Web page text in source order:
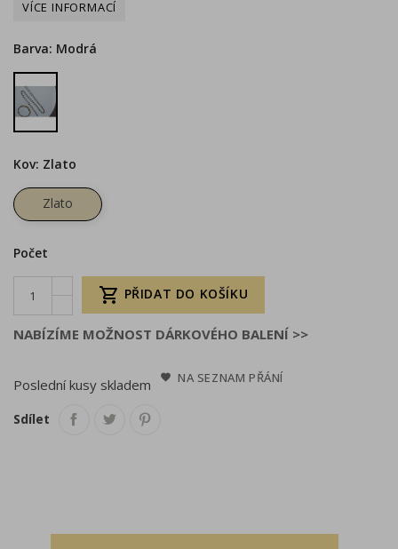
Barva: Modrá
Modrá
Kov: Zlato
Zlato
Počet
 PŘIDAT DO KOŠÍKU
NABÍZÍME MOŽNOST DÁRKOVÉHO BALENÍ >>
Poslední kusy skladem NA SEZNAM PŘÁNÍ
Sdílet